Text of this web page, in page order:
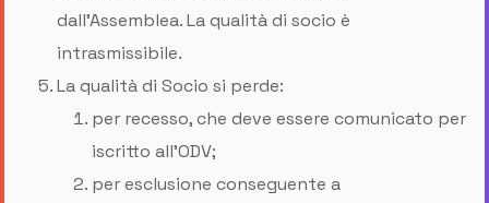
dall’Assemblea. La qualità di socio è
intrasmissibile.
La qualità di Socio si perde:
per recesso, che deve essere comunicato per
iscritto all'ODV;
per esclusione conseguente a